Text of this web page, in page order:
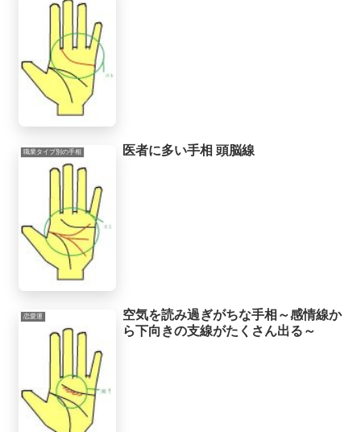
職業タイプ別の手相 医者に多い手相 頭脳線
恋愛運
空気を読み過ぎがちな手相～感情線か
ら下向きの支線がたくさん出る～